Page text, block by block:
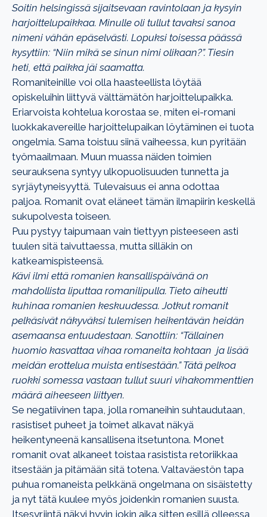
Soitin helsingissä sijaitsevaan ravintolaan ja kysyin
harjoittelupaikkaa. Minulle oli tullut tavaksi sanoa
nimeni vähän epäselvästi. Lopuksi toisessa päässä
kysyttiin: “Niin mikä se sinun nimi olikaan?”. Tiesin
heti, että paikka jäi saamatta.
Romaniteinille voi olla haasteellista löytää
opiskeluihin liittyvä välttämätön harjoittelupaikka.
Eriarvoista kohtelua korostaa se, miten ei-romani
luokkakavereille harjoittelupaikan löytäminen ei tuota
ongelmia. Sama toistuu siinä vaiheessa, kun pyritään
työmaailmaan. Muun muassa näiden toimien
seurauksena syntyy ulkopuolisuuden tunnetta ja
syrjäytyneisyyttä. Tulevaisuus ei anna odottaa
paljoa. Romanit ovat eläneet tämän ilmapiirin keskellä
sukupolvesta toiseen.
Puu pystyy taipumaan vain tiettyyn pisteeseen asti
tuulen sitä taivuttaessa, mutta silläkin on
katkeamispisteensä.
Kävi ilmi että romanien kansallispäivänä on
mahdollista liputtaa romanilipulla. Tieto aiheutti
kuhinaa romanien keskuudessa. Jotkut romanit
pelkäsivät näkyväksi tulemisen heikentävän heidän
asemaansa entuudestaan. Sanottiin: “Tällainen
huomio kasvattaa vihaa romaneita kohtaan ja lisää
meidän erottelua muista entisestään.” Tätä pelkoa
ruokki somessa vastaan tullut suuri vihakommenttien
määrä aiheeseen liittyen.
Se negatiivinen tapa, jolla romaneihin suhtaudutaan,
rasistiset puheet ja toimet alkavat näkyä
heikentyneenä kansallisena itsetuntona. Monet
romanit ovat alkaneet toistaa rasistista retoriikkaa
itsestään ja pitämään sitä totena. Valtaväestön tapa
puhua romaneista pelkkänä ongelmana on sisäistetty
ja nyt tätä kuulee myös joidenkin romanien suusta.
Itsesyrjintä näkyi hyvin jokin aika sitten esillä olleessa